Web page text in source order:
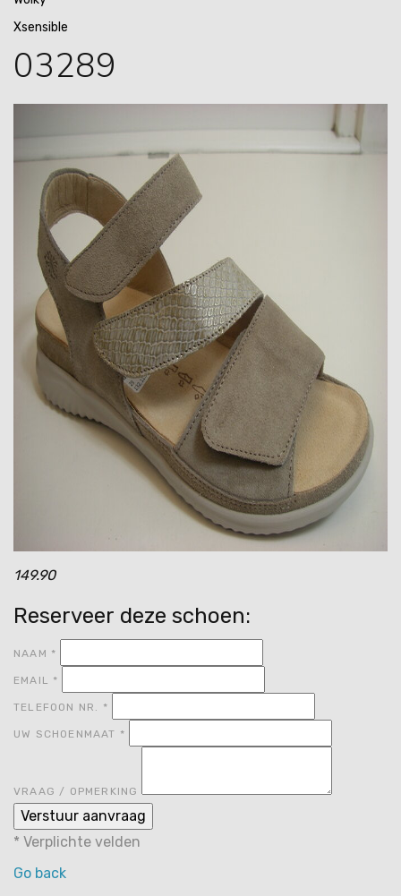
Xsensible
03289
149.90
Reserveer deze schoen:
NAAM *
EMAIL *
TELEFOON NR. *
UW SCHOENMAAT *
VRAAG / OPMERKING
* Verplichte velden
Go back